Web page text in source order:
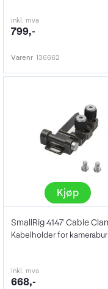
inkl. mva
799,-
Varenr 136662
Kjøp
Kabelholder for kamerabur
inkl. mva
668,-